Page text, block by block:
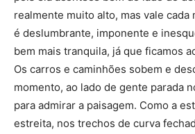
realmente muito alto, mas vale cada
é deslumbrante, imponente e
bem mais tranquila, já que ficamos
Os carros e caminhões sobem e
momento, ao lado de gente parada
para admirar a paisagem. Como a
estreita, nos trechos de curva